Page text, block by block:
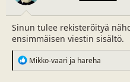
Sinun tulee rekisteröityä
ensimmäisen viestin sisältö.
R
e
Mikko-vaari ja hareha